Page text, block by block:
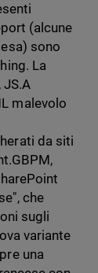
(alcune
sono
La
malevolo
da siti
che
sugli
variante
una